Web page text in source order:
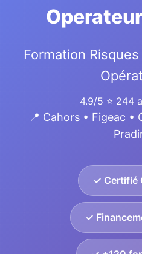
Formation
4.9/5 ⭐ 244
📍 Cahors • Figeac •
✓ Certifié
✓